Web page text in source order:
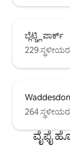
ಬ್ಲೆಟ್ಚ್ಲಿ ಪಾರ್ಕ್
229
264
ವೈಫೈ